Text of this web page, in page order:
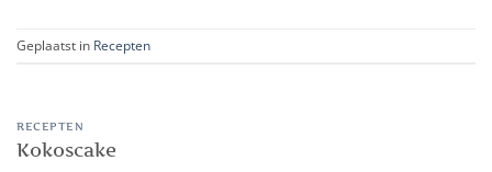
Geplaatst in Recepten
RECEPTEN
Kokoscake